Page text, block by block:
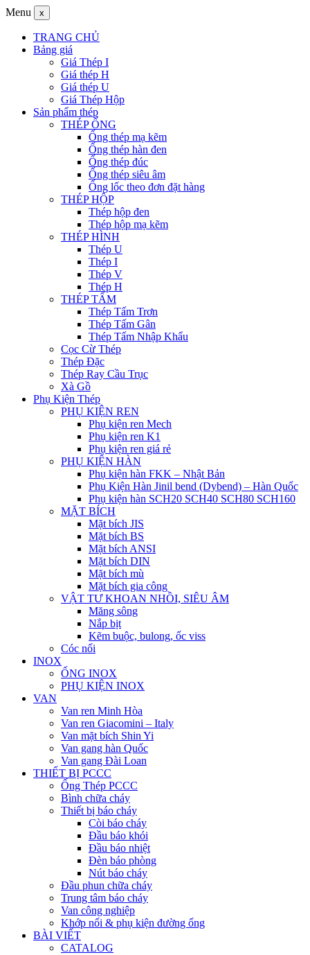
Menu x
TRANG CHỦ
Bảng giá
Giá Thép I
Giá thép H
Giá thép U
Giá Thép Hộp
Sản phẩm thép
THÉP ỐNG
Ống thép mạ kẽm
Ống thép hàn đen
Ống thép đúc
Ống thép siêu âm
Ống lốc theo đơn đặt hàng
THÉP HỘP
Thép hộp đen
Thép hộp mạ kẽm
THÉP HÌNH
Thép U
Thép I
Thép V
Thép H
THÉP TẤM
Thép Tấm Trơn
Thép Tấm Gân
Thép Tấm Nhập Khẩu
Cọc Cừ Thép
Thép Đặc
Thép Ray Cầu Trục
Xà Gồ
Phụ Kiện Thép
PHỤ KIỆN REN
Phụ kiện ren Mech
Phụ kiện ren K1
Phụ kiện ren giá rẻ
PHỤ KIỆN HÀN
Phụ kiện hàn FKK – Nhật Bản
Phụ Kiện Hàn Jinil bend (Dybend) – Hàn Quốc
Phụ kiện hàn SCH20 SCH40 SCH80 SCH160
MẶT BÍCH
Mặt bích JIS
Mặt bích BS
Mặt bích ANSI
Mặt bích DIN
Mặt bích mù
Mặt bích gia công
VẬT TƯ KHOAN NHỒI, SIÊU ÂM
Măng sông
Nắp bịt
Kẽm buộc, bulong, ốc viss
Cóc nối
INOX
ỐNG INOX
PHỤ KIỆN INOX
VAN
Van ren Minh Hòa
Van ren Giacomini – Italy
Van mặt bích Shin Yi
Van gang hàn Quốc
Van gang Đài Loan
THIẾT BỊ PCCC
Ống Thép PCCC
Bình chữa cháy
Thiết bị báo cháy
Còi báo cháy
Đầu báo khói
Đầu báo nhiệt
Đèn báo phòng
Nút báo cháy
Đầu phun chữa cháy
Trung tâm báo cháy
Van công nghiệp
Khớp nối & phụ kiện đường ống
BÀI VIẾT
CATALOG